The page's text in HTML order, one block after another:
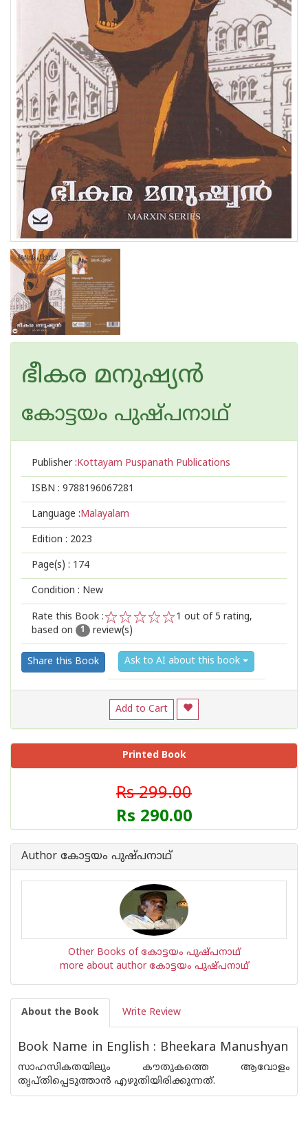
ഭീകര മനുഷ്യന്‍
കോട്ടയം പുഷ്പനാഥ്
Publisher :Kottayam Puspanath Publications
ISBN : 9788196067281
Language :Malayalam
Edition : 2023
Page(s) : 174
Condition : New
Rate this Book :
2
1
1 out of 5 rating,
based on
1 review(s)
Share this Book Ask to AI about this book
Add to Cart
Printed Book
Rs 299.00
Rs 290.00
Author കോട്ടയം പുഷ്പനാഥ്
Other Books of കോട്ടയം പുഷ്പനാഥ്
more about author കോട്ടയം പുഷ്പനാഥ്
About the Book Write Review
Book Name in English : Bheekara Manushyan
സാഹസികതയിലും കൗതുകത്തെ ആവോളം
തൃപ്തിപ്പെടുത്താന്‍ എഴുതിയിരിക്കുന്നത്.